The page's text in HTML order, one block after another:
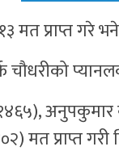
मत प्राप्त गरे
अनुपकुमार
मत प्राप्त